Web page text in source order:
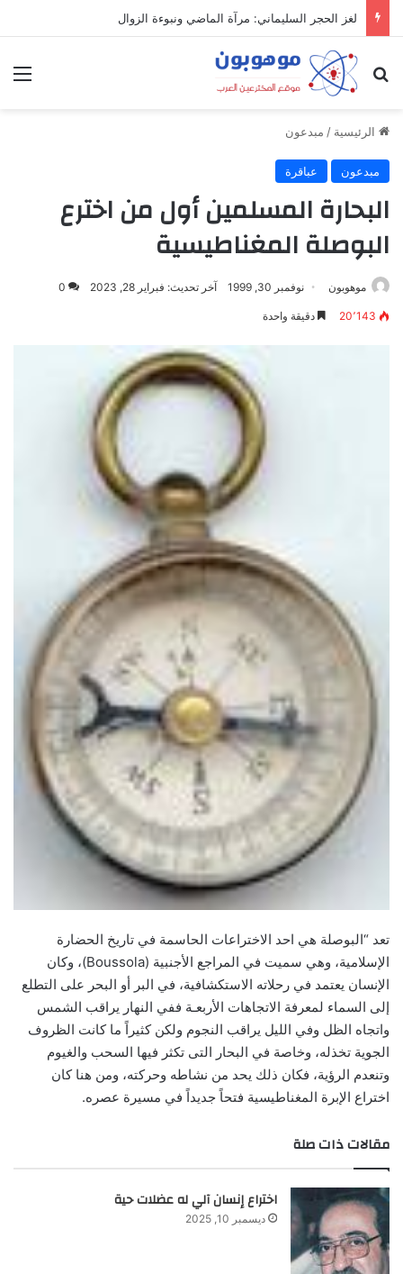
لغز الحجر السليماني: مرآة الماضي ونبوءة الزوال
بحث عن
الرئيسية / مبدعون
مبدعون عباقرة
البحارة المسلمين أول من اخترع
البوصلة المغناطيسية
موهوبون نوفمبر 30, 1999 آخر تحديث: فبراير 28, 2023 0
20٬143 دقيقة واحدة
تعد “البوصلة هي احد الاختراعات الحاسمة في تاريخ الحضارة
الإسلامية، وهي سميت في المراجع الأجنبية (Boussola)، وكان
الإنسان يعتمد في رحلاته الاستكشافية، في البر أو البحر على التطلع
إلى السماء لمعرفة الاتجاهات الأربعـة ففي النهار يراقب الشمس
واتجاه الظل وفي الليل يراقب النجوم ولكن كثيراً ما كانت الظروف
الجوية تخذله، وخاصة في البحار التى تكثر فيها السحب والغيوم
وتنعدم الرؤية، فكان ذلك يحد من نشاطه وحركته، ومن هنا كان
اختراع الإبرة المغناطيسية فتحاً جديداً في مسيرة عصره.
مقالات ذات صلة
اختراع إنسان آلي له عضلات حية
ديسمبر 10, 2025